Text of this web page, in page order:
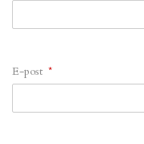
E-post *